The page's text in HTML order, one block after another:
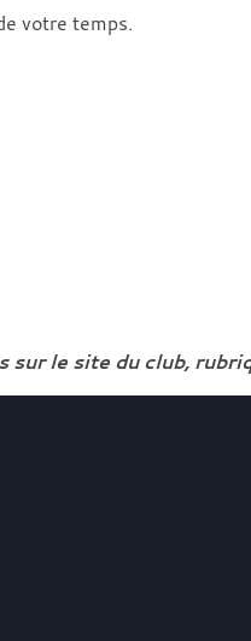
votre temps.
le site du club,